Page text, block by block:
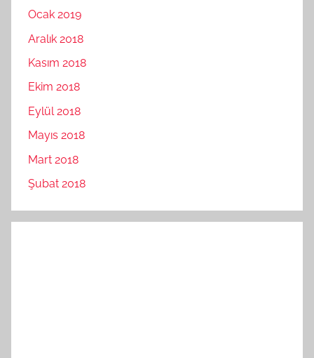
Ocak 2019
Aralık 2018
Kasım 2018
Ekim 2018
Eylül 2018
Mayıs 2018
Mart 2018
Şubat 2018